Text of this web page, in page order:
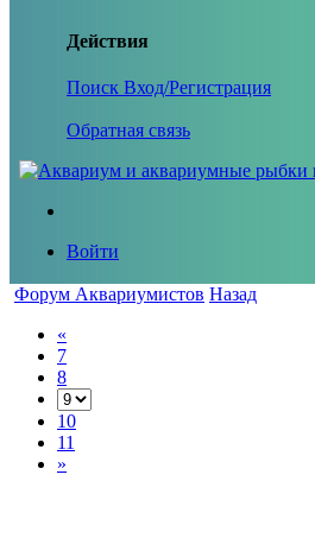
Действия
Поиск Вход/Регистрация
Обратная связь
Войти
Форум Аквариумистов Назад
«
7
8
10
11
»